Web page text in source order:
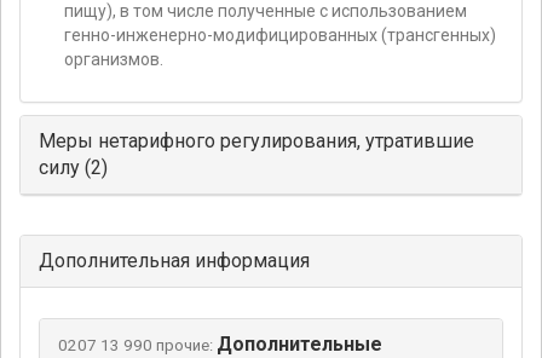
пищу), в том числе полученные с использованием
генно-инженерно-модифицированных (трансгенных)
организмов.
Меры нетарифного регулирования, утратившие
силу (2)
Дополнительная информация
0207 13 990 прочие: Дополнительные